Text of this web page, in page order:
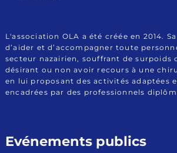
Loire Atlantique
L'association OLA a été créée en 2014.
d’aider et d’accompagner toute
secteur nazairien, souffrant de surpoids
désirant ou non avoir recours à une
en lui proposant des activités adaptées
encadrées par des professionnels
Evénements publics